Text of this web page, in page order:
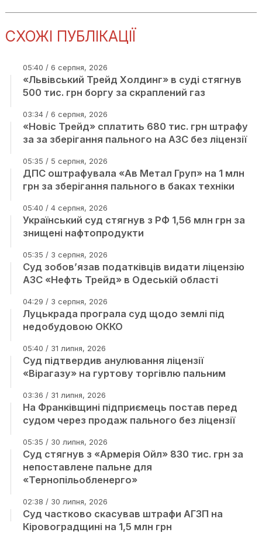
СХОЖІ ПУБЛІКАЦІЇ
05:40 / 6 серпня, 2026
«Львівський Трейд Холдинг» в суді стягнув
500 тис. грн боргу за скраплений газ
03:34 / 6 серпня, 2026
«Новіс Трейд» сплатить 680 тис. грн штрафу
за за зберігання пального на АЗС без ліцензії
05:35 / 5 серпня, 2026
ДПС оштрафувала «Ав Метал Груп» на 1 млн
грн за зберігання пального в баках техніки
05:40 / 4 серпня, 2026
Український суд стягнув з РФ 1,56 млн грн за
знищені нафтопродукти
05:35 / 3 серпня, 2026
Суд зобов’язав податківців видати ліцензію
АЗС «Нефть Трейд» в Одеській області
04:29 / 3 серпня, 2026
Луцькрада програла суд щодо землі під
недобудовою ОККО
05:40 / 31 липня, 2026
Суд підтвердив анулювання ліцензії
«Вірагазу» на гуртову торгівлю пальним
03:36 / 31 липня, 2026
На Франківщині підприємець постав перед
судом через продаж пального без ліцензії
05:35 / 30 липня, 2026
Суд стягнув з «Армерія Ойл» 830 тис. грн за
непоставлене пальне для
«Тернопільобленерго»
02:38 / 30 липня, 2026
Суд частково скасував штрафи АГЗП на
Кіровоградщині на 1,5 млн грн